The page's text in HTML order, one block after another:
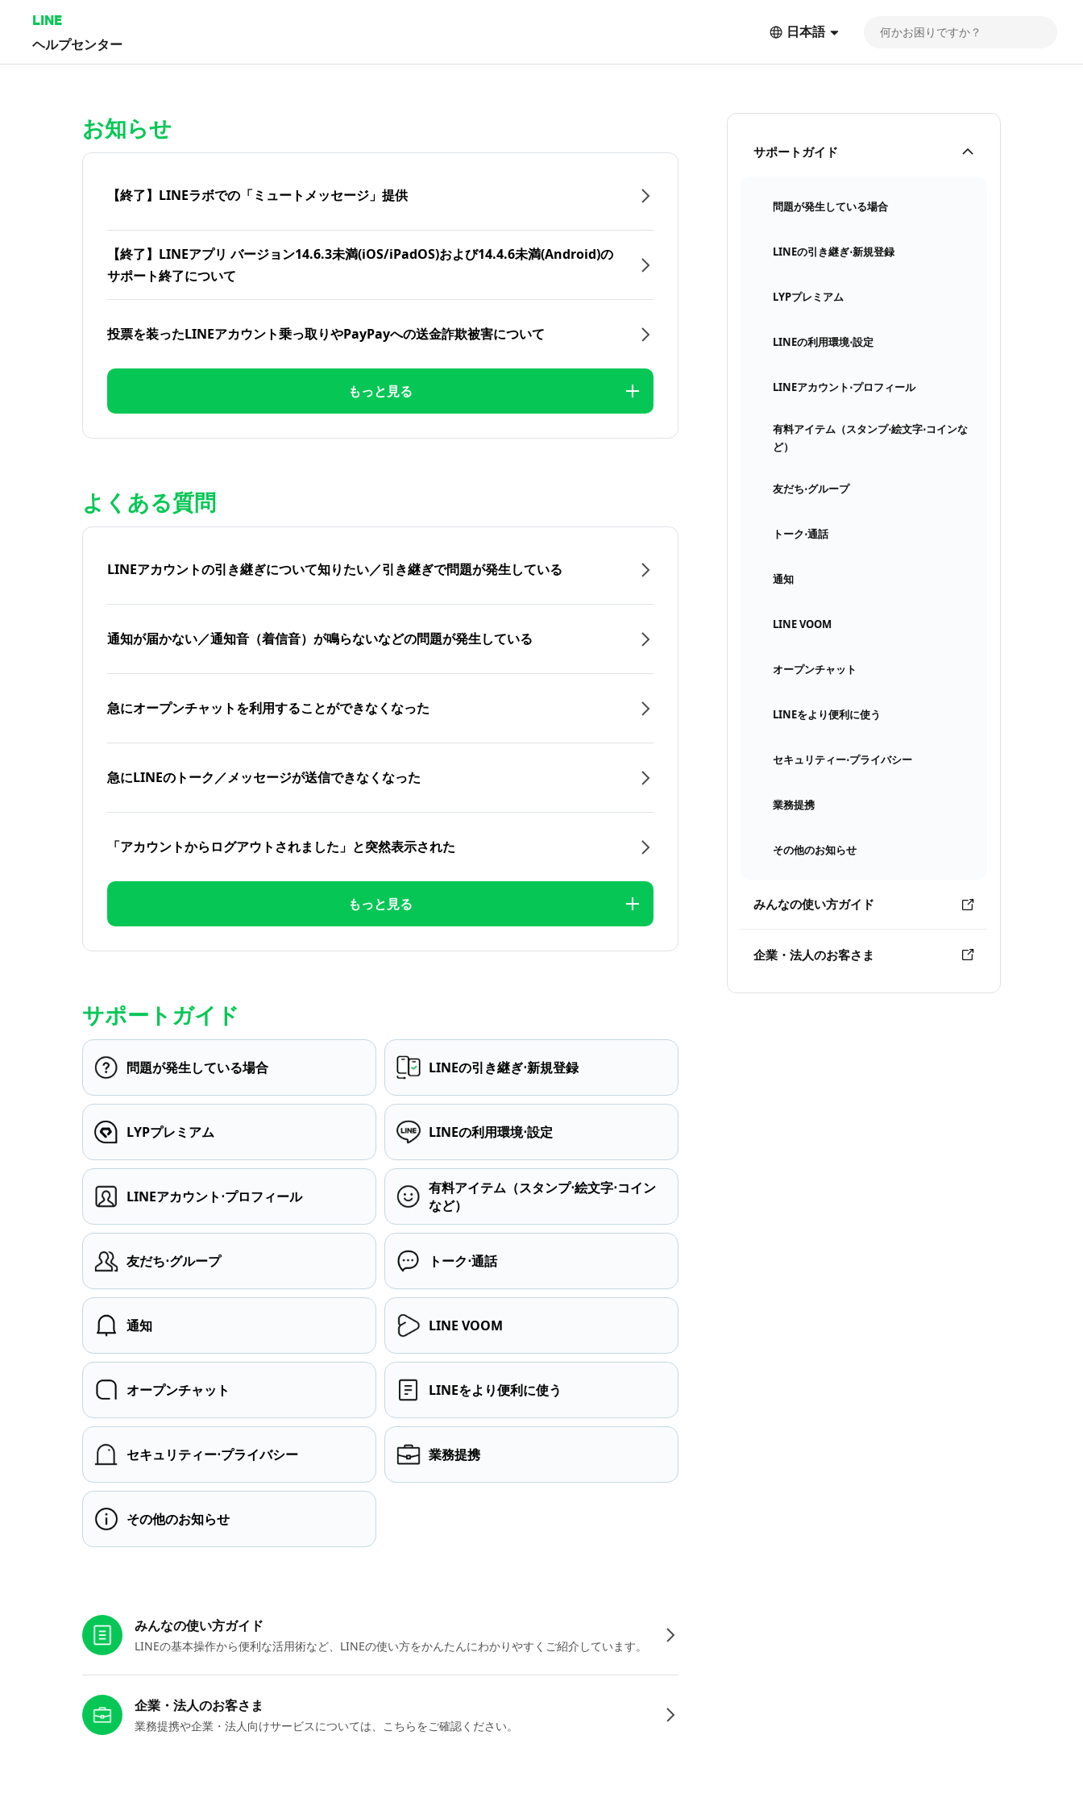
LINE
ヘルプセンター
日本語
サポートガイド
問題が発生している場合
LINEの引き継ぎ⋅新規登録
LYPプレミアム
LINEの利用環境⋅設定
LINEアカウント⋅プロフィール
有料アイテム（スタンプ⋅絵文字⋅コインな
ど）
友だち⋅グループ
トーク⋅通話
通知
LINE VOOM
オープンチャット
LINEをより便利に使う
セキュリティー⋅プライバシー
業務提携
その他のお知らせ
みんなの使い方ガイド
企業・法人のお客さま
お知らせ
【終了】LINEラボでの「ミュートメッセージ」提供
【終了】LINEアプリ バージョン14.6.3未満(iOS/iPadOS)および14.4.6未満(Android)の
サポート終了について
投票を装ったLINEアカウント乗っ取りやPayPayへの送金詐欺被害について
もっと見る
よくある質問
LINEアカウントの引き継ぎについて知りたい／引き継ぎで問題が発生している
通知が届かない／通知音（着信音）が鳴らないなどの問題が発生している
急にオープンチャットを利用することができなくなった
急にLINEのトーク／メッセージが送信できなくなった
「アカウントからログアウトされました」と突然表示された
もっと見る
サポートガイド
問題が発生している場合 LINEの引き継ぎ⋅新規登録
LYPプレミアム LINEの利用環境⋅設定
LINEアカウント⋅プロフィール
有料アイテム（スタンプ⋅絵文字⋅コイン
など）
友だち⋅グループ トーク⋅通話
通知 LINE VOOM
オープンチャット LINEをより便利に使う
セキュリティー⋅プライバシー 業務提携
その他のお知らせ
みんなの使い方ガイド
LINEの基本操作から便利な活用術など、LINEの使い方をかんたんにわかりやすくご紹介しています。
企業・法人のお客さま
業務提携や企業・法人向けサービスについては、こちらをご確認ください。